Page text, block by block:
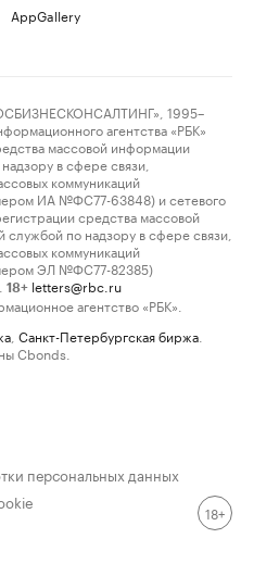
AppGallery
1995–
агентства «РБК»
массовой информации
в сфере связи,
коммуникаций
ИА №ФС77-63848) и сетевого
средства массовой
по надзору в сфере связи,
коммуникаций
ЭЛ №ФС77-82385)
18+ letters@rbc.ru
агентство «РБК».
Санкт-Петербургская биржа
Cbonds.
персональных данных
18+